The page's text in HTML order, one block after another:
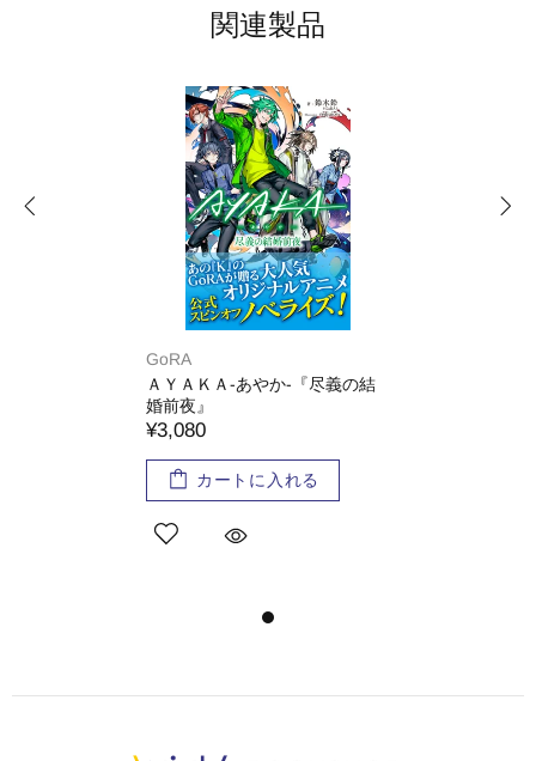
関連製品
GoRA
ＡＹＡＫＡ-あやか-『尽義の結
婚前夜』
¥3,080
カートに入れる